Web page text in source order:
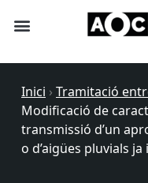
Inici › Tramitació
Modificació de
transmissió d’un
o d’aigües pluvials